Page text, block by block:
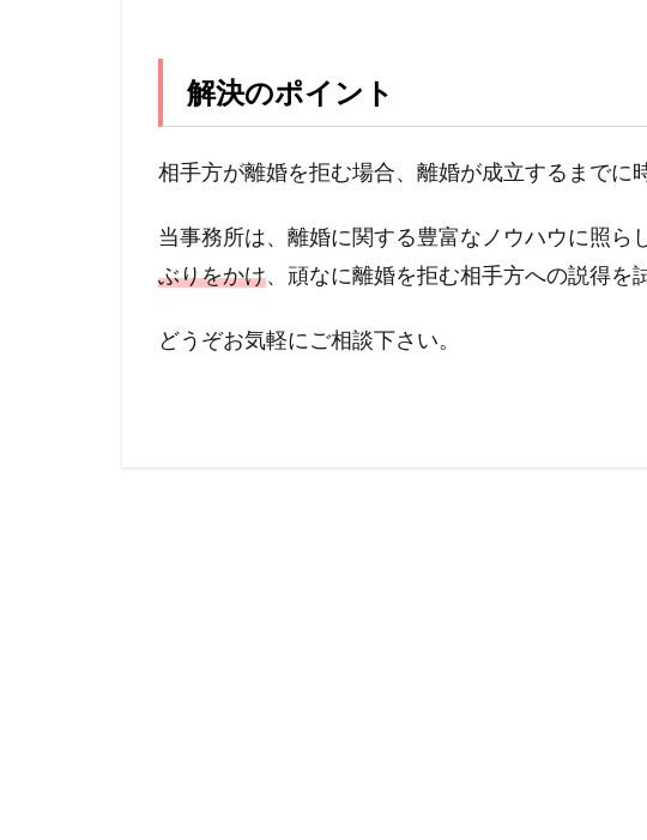
解決のポイント
相手方が離婚を拒む場合、離婚が成立するまでに
当事務所は、離婚に関する豊富なノウハウに照らし
ぶりをかけ、頑なに離婚を拒む相手方への説得を
どうぞお気軽にご相談下さい。